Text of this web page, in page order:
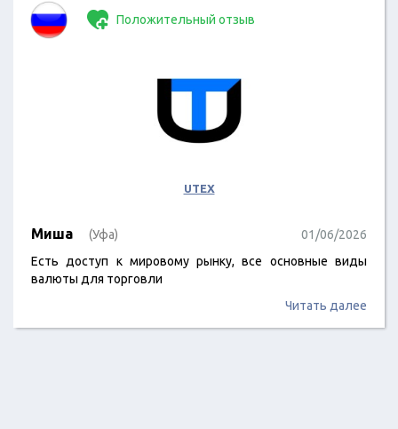
Положительный отзыв
UTEX
Миша (Уфа)
01/06/2026
Есть доступ к мировому рынку, все основные виды
валюты для торговли
Читать далее